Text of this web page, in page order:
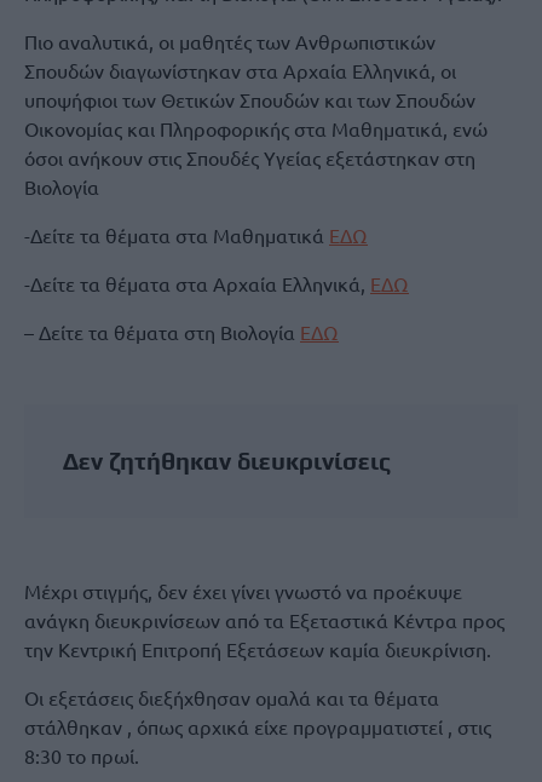
Πιο αναλυτικά, οι μαθητές των Ανθρωπιστικών
Σπουδών διαγωνίστηκαν στα Αρχαία Ελληνικά, οι
υποψήφιοι των Θετικών Σπουδών και των Σπουδών
Οικονομίας και Πληροφορικής στα Μαθηματικά, ενώ
όσοι ανήκουν στις Σπουδές Υγείας εξετάστηκαν στη
Βιολογία
-Δείτε τα θέματα στα Μαθηματικά ΕΔΩ
-Δείτε τα θέματα στα Αρχαία Ελληνικά, ΕΔΩ
– Δείτε τα θέματα στη Βιολογία ΕΔΩ
Δεν ζητήθηκαν διευκρινίσεις
Μέχρι στιγμής, δεν έχει γίνει γνωστό να προέκυψε
ανάγκη διευκρινίσεων από τα Εξεταστικά Κέντρα προς
την Κεντρική Επιτροπή Εξετάσεων καμία διευκρίνιση.
Οι εξετάσεις διεξήχθησαν ομαλά και τα θέματα
στάλθηκαν , όπως αρχικά είχε προγραμματιστεί , στις
8:30 το πρωί.